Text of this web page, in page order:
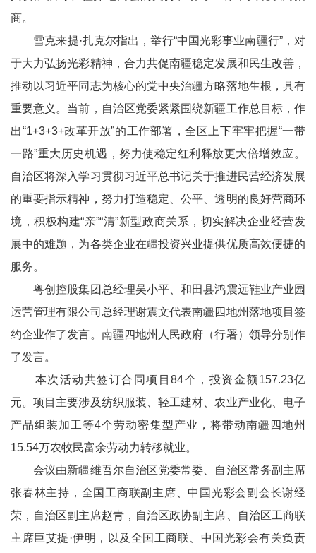
商。
雪克来提·扎克尔指出，举行“中国光彩事业南疆行”，对
于大力弘扬光彩精神，合力共促南疆稳定发展和民生改善，
推动以习近平同志为核心的党中央治疆方略落地生根，具有
重要意义。当前，自治区党委紧紧围绕新疆工作总目标，作
出“1+3+3+改革开放”的工作部署，全区上下牢牢把握“一带
一路”重大历史机遇，努力使稳定红利释放更大倍增效应。
自治区将深入学习贯彻习近平总书记关于推进民营经济发展
的重要指示精神，努力打造稳定、公平、透明的良好营商环
境，积极构建“亲”“清”新型政商关系，切实解决企业经营发
展中的难题，为各类企业在疆投资兴业提供优质高效便捷的
服务。
粤创控股集团总经理吴小平、和田县鸿震远鞋业产业园
运营管理有限公司总经理谢震文代表南疆四地州落地项目签
约企业作了发言。南疆四地州人民政府（行署）领导分别作
了发言。
本次活动共签订合同项目84个，投资金额157.23亿
元。项目主要涉及纺织服装、轻工建材、农业产业化、电子
产品组装加工等4个劳动密集型产业，将带动南疆四地州
15.54万农牧民富余劳动力转移就业。
会议由新疆维吾尔自治区党委常委、自治区常务副主席
张春林主持，全国工商联副主席、中国光彩会副会长谢经
荣，自治区副主席赵青，自治区政协副主席、自治区工商联
主席巨艾提·伊明，以及全国工商联、中国光彩会有关负责